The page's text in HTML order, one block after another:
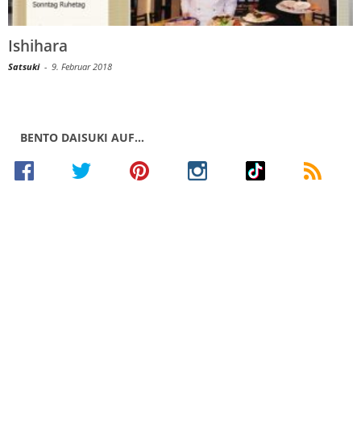
Ishihara
Satsuki - 9. Februar 2018
BENTO DAISUKI AUF…